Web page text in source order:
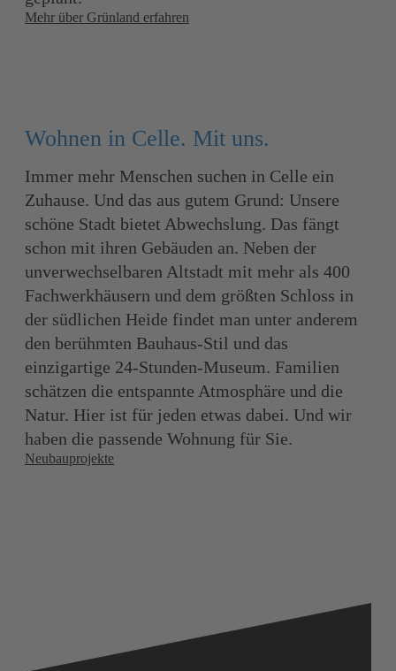
Mehr über Grünland erfahren
Wohnen in Celle. Mit uns.
Immer mehr Menschen suchen in Celle ein
Zuhause. Und das aus gutem Grund: Unsere
schöne Stadt bietet Abwechslung. Das fängt
schon mit ihren Gebäuden an. Neben der
unverwechselbaren Altstadt mit mehr als 400
Fachwerkhäusern und dem größten Schloss in
der südlichen Heide findet man unter anderem
den berühmten Bauhaus-Stil und das
einzigartige 24-Stunden-Museum. Familien
schätzen die entspannte Atmosphäre und die
Natur. Hier ist für jeden etwas dabei. Und wir
haben die passende Wohnung für Sie.
Neubauprojekte